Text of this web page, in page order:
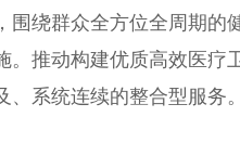
绕群众全方位全周期的
。推动构建优质高效医疗
系统连续的整合型服务。